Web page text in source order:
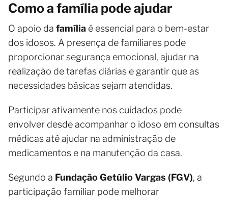
Como a família pode ajudar
O apoio da família é essencial para o bem-estar
dos idosos. A presença de familiares pode
proporcionar segurança emocional, ajudar na
realização de tarefas diárias e garantir que as
necessidades básicas sejam atendidas.
Participar ativamente nos cuidados pode
envolver desde acompanhar o idoso em consultas
médicas até ajudar na administração de
medicamentos e na manutenção da casa.
Segundo a Fundação Getúlio Vargas (FGV), a
participação familiar pode melhorar